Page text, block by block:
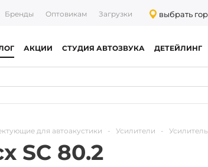
Бренды Оптовикам Загрузки выбрать
АКЦИИ СТУДИЯ АВТОЗВУКА ДЕТЕЙЛИНГ
для автоакустики - Усилители -
SC 80.2